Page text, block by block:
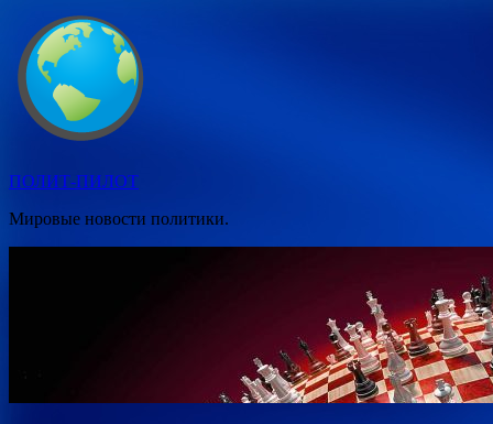
Перейти
содержимому
ПОЛИТ-ПИЛОТ
Мировые новости политики.